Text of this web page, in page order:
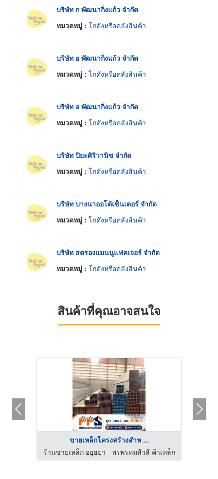
บริษัท ก พัฒนากิ่งแก้ว จำกัด
หมวดหมู่ : โกดังหรือคลังสินค้า
บริษัท อ พัฒนากิ่งแก้ว จำกัด
หมวดหมู่ : โกดังหรือคลังสินค้า
บริษัท อ พัฒนากิ่งแก้ว จำกัด
หมวดหมู่ : โกดังหรือคลังสินค้า
บริษัท ปิยะศิริวานิช จำกัด
หมวดหมู่ : โกดังหรือคลังสินค้า
บริษัท บางนาออโต้เซ็นเตอร์ จำกัด
หมวดหมู่ : โกดังหรือคลังสินค้า
บริษัท สตรองแมนนูแฟคเจอร์ จำกัด
หมวดหมู่ : โกดังหรือคลังสินค้า
สินค้าที่คุณอาจสนใจ
ขายเหล็กโครงสร้างสำห ...
ร้านขายเหล็ก อยุธยา - พรพรหมสีวลี ค้าเหล็ก